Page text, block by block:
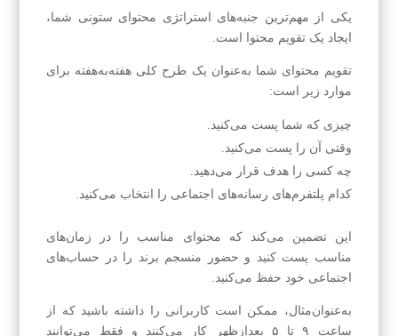
یکی از مهم‌ترین جنبه‌های استراتژی محتوای ستونی شما،
ایجاد یک تقویم محتوا است.
تقویم محتوای شما به‌عنوان یک طرح کلی هفته‌به‌هفته برای
موارد زیر است:
چیزی که شما پست می‌کنید.
وقتی آن را پست می‌کنید.
چه کسی را هدف قرار می‌دهید.
کدام پلتفرم‌های رسانه‌های اجتماعی را انتخاب می‌کنید.
این تضمین می‌کند که محتوای مناسب را در زمان‌های
مناسب پست کنید و حضور منسجم برند را در حساب‌های
اجتماعی خود حفظ می‌کنید.
به‌عنوان‌مثال، ممکن است کاربرانی را داشته باشید که از
ساعت ۹ تا ۵ بعدازظهر کار می‌کنند و فقط می‌توانند